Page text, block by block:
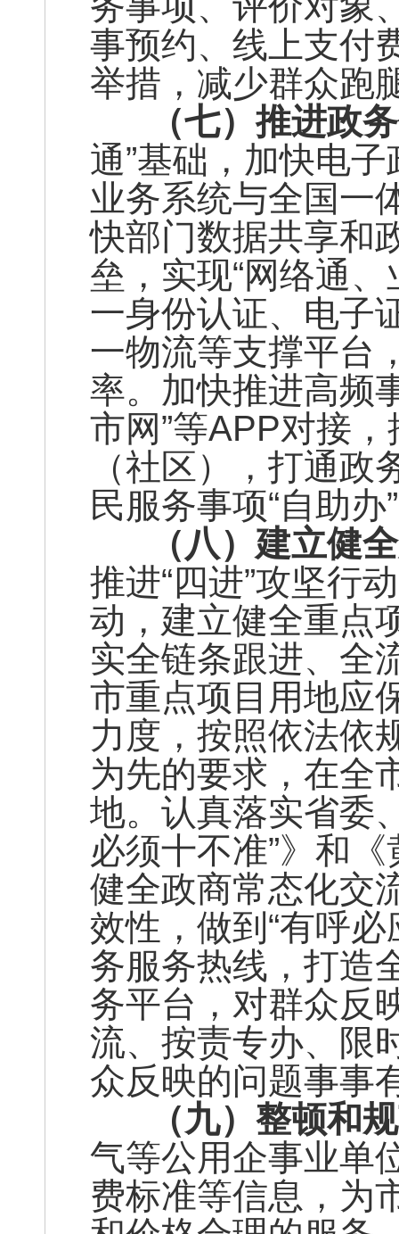
事预约、线上支付
举措，减少群众跑
（七）推进政
通”基础，加快电
业务系统与全国一
快部门数据共享和
垒，实现“网络通
一身份认证、电子
一物流等支撑平台
率。加快推进高频
市网”等APP对接
（社区），打通政
民服务事项“自助办
（八）建立健全
推进“四进”攻坚行
动，建立健全重点
实全链条跟进、全
市重点项目用地应
力度，按照依法依
为先的要求，在全
地。认真落实省委
必须十不准”》和
健全政商常态化交
效性，做到“有呼必
务服务热线，打造
务平台，对群众反
流、按责专办、限
众反映的问题事事
（九）整顿和规
气等公用企事业单
费标准等信息，为